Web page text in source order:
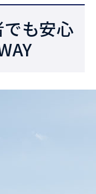
も安心